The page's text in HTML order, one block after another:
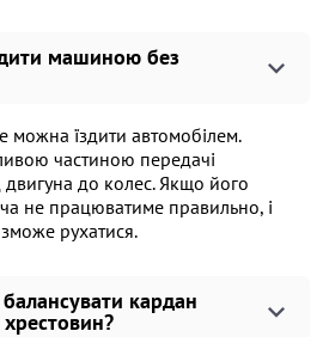
машиною без
можна їздити автомобілем.
частиною передачі
двигуна до колес. Якщо його
не працюватиме правильно, і
рухатися.
кардан
хрестовин?